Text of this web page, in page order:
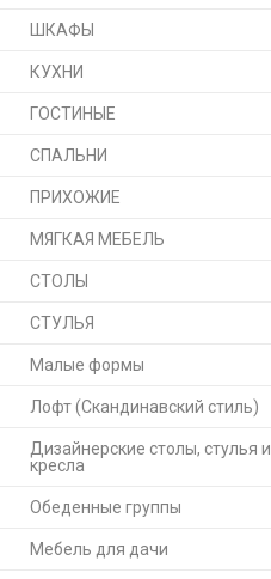
ШКАФЫ
КУХНИ
ГОСТИНЫЕ
СПАЛЬНИ
ПРИХОЖИЕ
МЯГКАЯ МЕБЕЛЬ
СТОЛЫ
СТУЛЬЯ
Малые формы
Лофт (Скандинавский стиль)
Дизайнерские столы, стулья и
кресла
Обеденные группы
Мебель для дачи